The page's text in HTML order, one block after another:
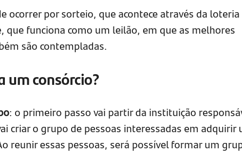
ocorrer por sorteio, que acontece através da loteria
que funciona como um leilão, em que as melhores
são contempladas.
um consórcio?
: o primeiro passo vai partir da instituição
criar o grupo de pessoas interessadas em adquirir
reunir essas pessoas, será possível formar um